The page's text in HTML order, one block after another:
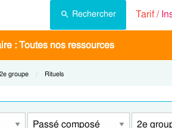
Rechercher Tarif /
: Toutes nos ressources
Current:
2e groupe Current:
Rituels